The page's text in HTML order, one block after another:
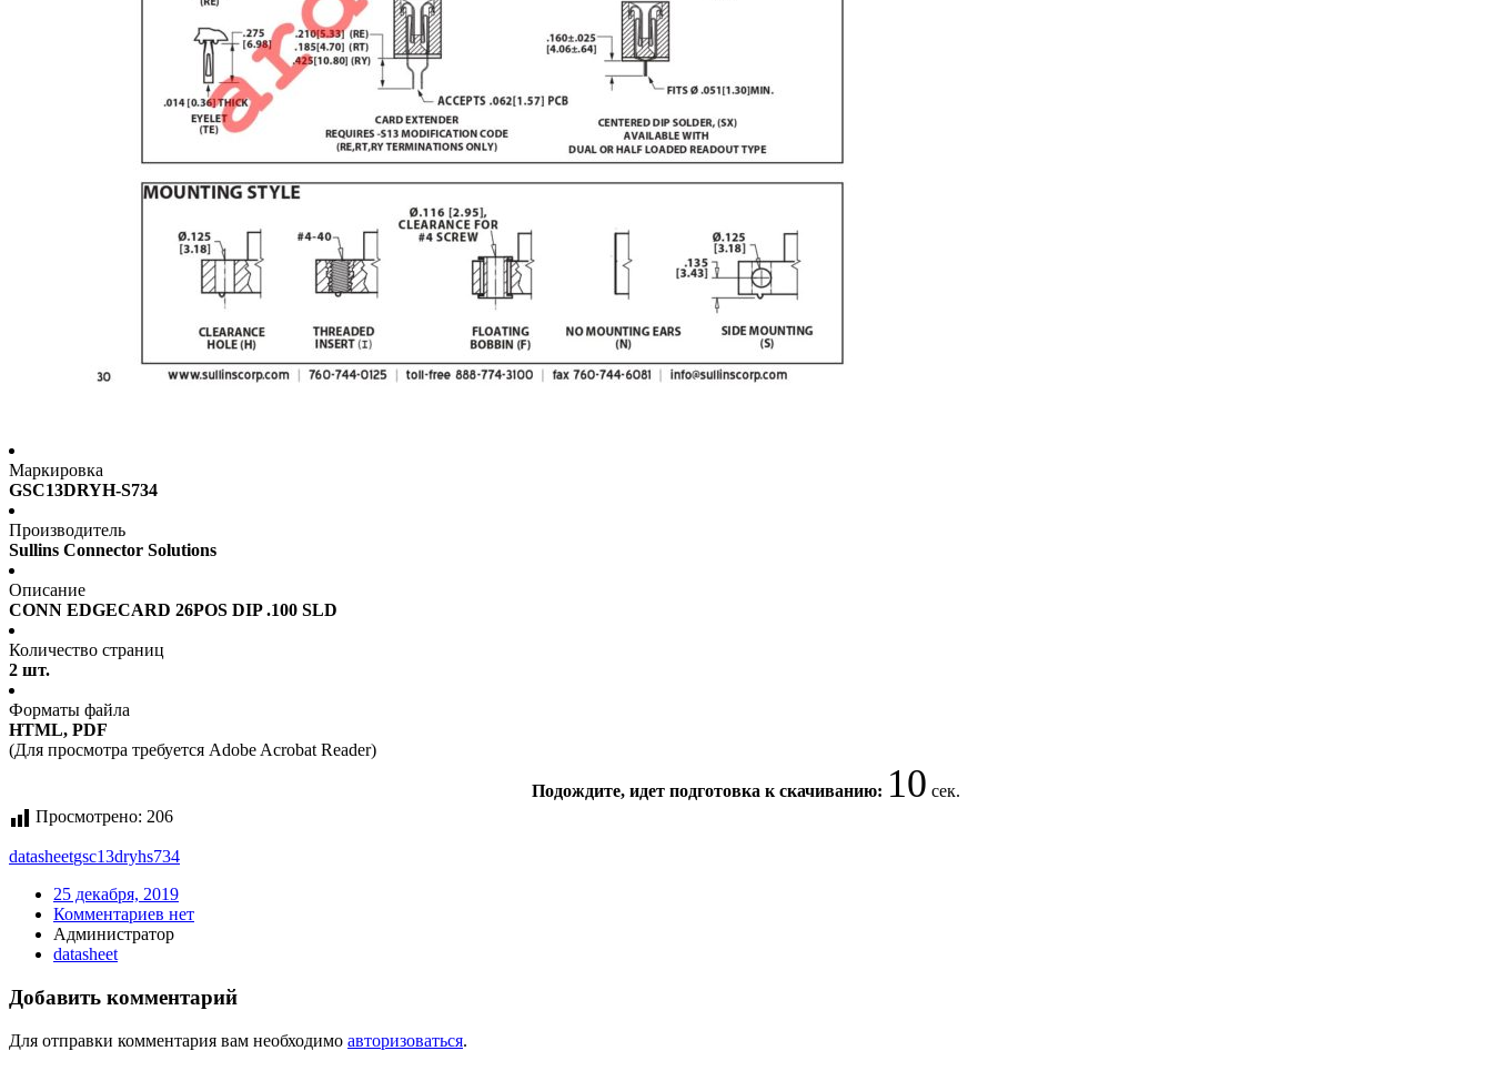
Маркировка
GSC13DRYH-S734
Производитель
Sullins Connector Solutions
Описание
CONN EDGECARD 26POS DIP .100 SLD
Количество страниц
2 шт.
Форматы файла
HTML, PDF
(Для просмотра требуется Adobe Acrobat Reader)
Подождите, идет подготовка к скачиванию: 10 сек.
Просмотрено: 206
datasheetgsc13dryhs734
25 декабря, 2019
Комментариев нет
Администратор
datasheet
Добавить комментарий
Для отправки комментария вам необходимо авторизоваться.